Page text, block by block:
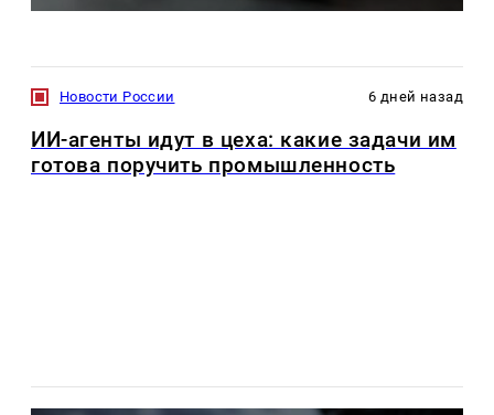
Новости России 6 дней назад
ИИ-агенты идут в цеха: какие задачи им
готова поручить промышленность